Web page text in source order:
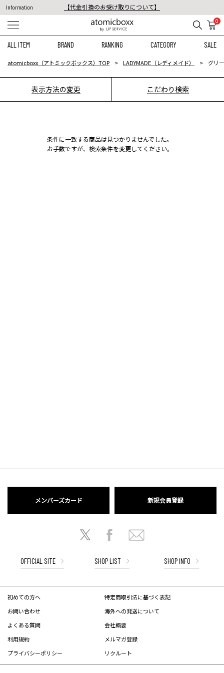
Information
【代金引換のお受け取りについて】
税込11,000円以上のご注文で送料無料！
0
ALL ITEM BRAND RANKING CATEGORY SALE
atomicboxx（アトミックボックス）TOP LADYMADE（レディメイド） グリ
表示方法の変更 こだわり検索
条件に一致する商品は見つかりませんでした。
お手数ですが、検索条件を変更してください。
メンバーズカード 新規会員登録
OFFICIAL SITE SHOP LIST SHOP INFO
初めての方へ
お問い合わせ
よくある質問
利用規約
プライバシーポリシー
特定商取引法に基づく表記
海外への発送について
会社概要
メルマガ登録
リクルート